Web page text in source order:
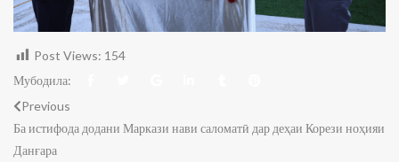
Post Views: 154
Мубодила:
Previous
Ба истифода додани Маркази нави саломатӣ дар деҳаи Корези ноҳияи
Данғара